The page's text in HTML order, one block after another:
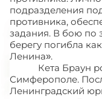
подразделения
противника,
задания. В бою по
берегу погибла
Ленина».
Кета Браун
Симферополе.
Ленинградский